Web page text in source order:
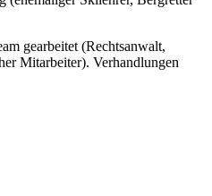
gearbeitet (Rechtsanwalt,
Mitarbeiter). Verhandlungen